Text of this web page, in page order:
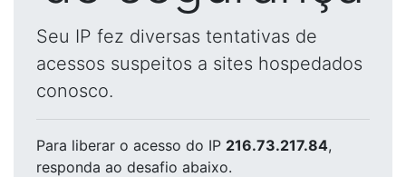
Seu IP fez diversas tentativas de
acessos suspeitos a sites hospedados
conosco.
Para liberar o acesso do IP 216.73.217.84,
responda ao desafio abaixo.